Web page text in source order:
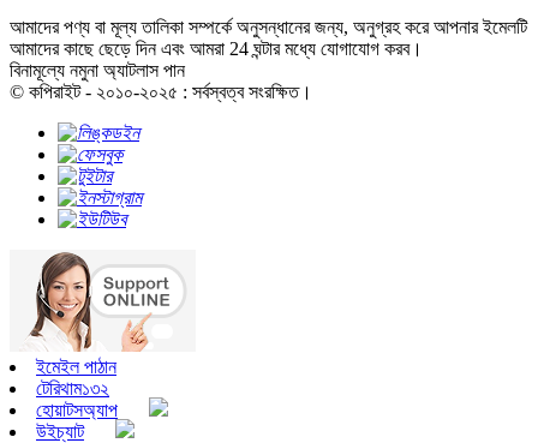
আমাদের পণ্য বা মূল্য তালিকা সম্পর্কে অনুসন্ধানের জন্য, অনুগ্রহ করে আপনার ইমেলটি
আমাদের কাছে ছেড়ে দিন এবং আমরা 24 ঘন্টার মধ্যে যোগাযোগ করব।
বিনামূল্যে নমুনা অ্যাটলাস পান
© কপিরাইট - ২০১০-২০২৫ : সর্বস্বত্ব সংরক্ষিত।
ইমেইল পাঠান
টেরিথাম১৩২
হোয়াটসঅ্যাপ
উইচ্যাট